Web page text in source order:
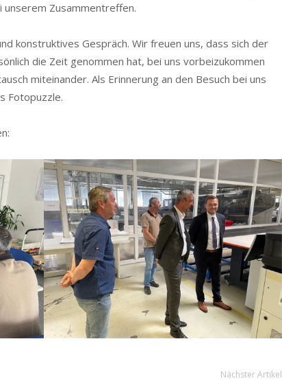
Zusammentreffen.
konstruktives Gespräch. Wir freuen uns, dass sich der
die Zeit genommen hat, bei uns vorbeizukommen
miteinander. Als Erinnerung an den Besuch bei uns
Fotopuzzle.
Nächster Artikel